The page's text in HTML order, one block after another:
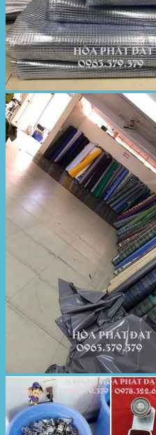
Tìm
kiếm: